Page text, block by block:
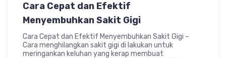
Cara Cepat dan Efektif
Menyembuhkan Sakit Gigi
Cara Cepat dan Efektif Menyembuhkan Sakit Gigi –
Cara menghilangkan sakit gigi di lakukan untuk
meringankan keluhan yang kerap membuat